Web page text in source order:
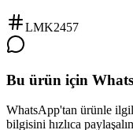
LMK2457
Bu ürün için
WhatsApp'tan ürünle
bilgisini hızlıca